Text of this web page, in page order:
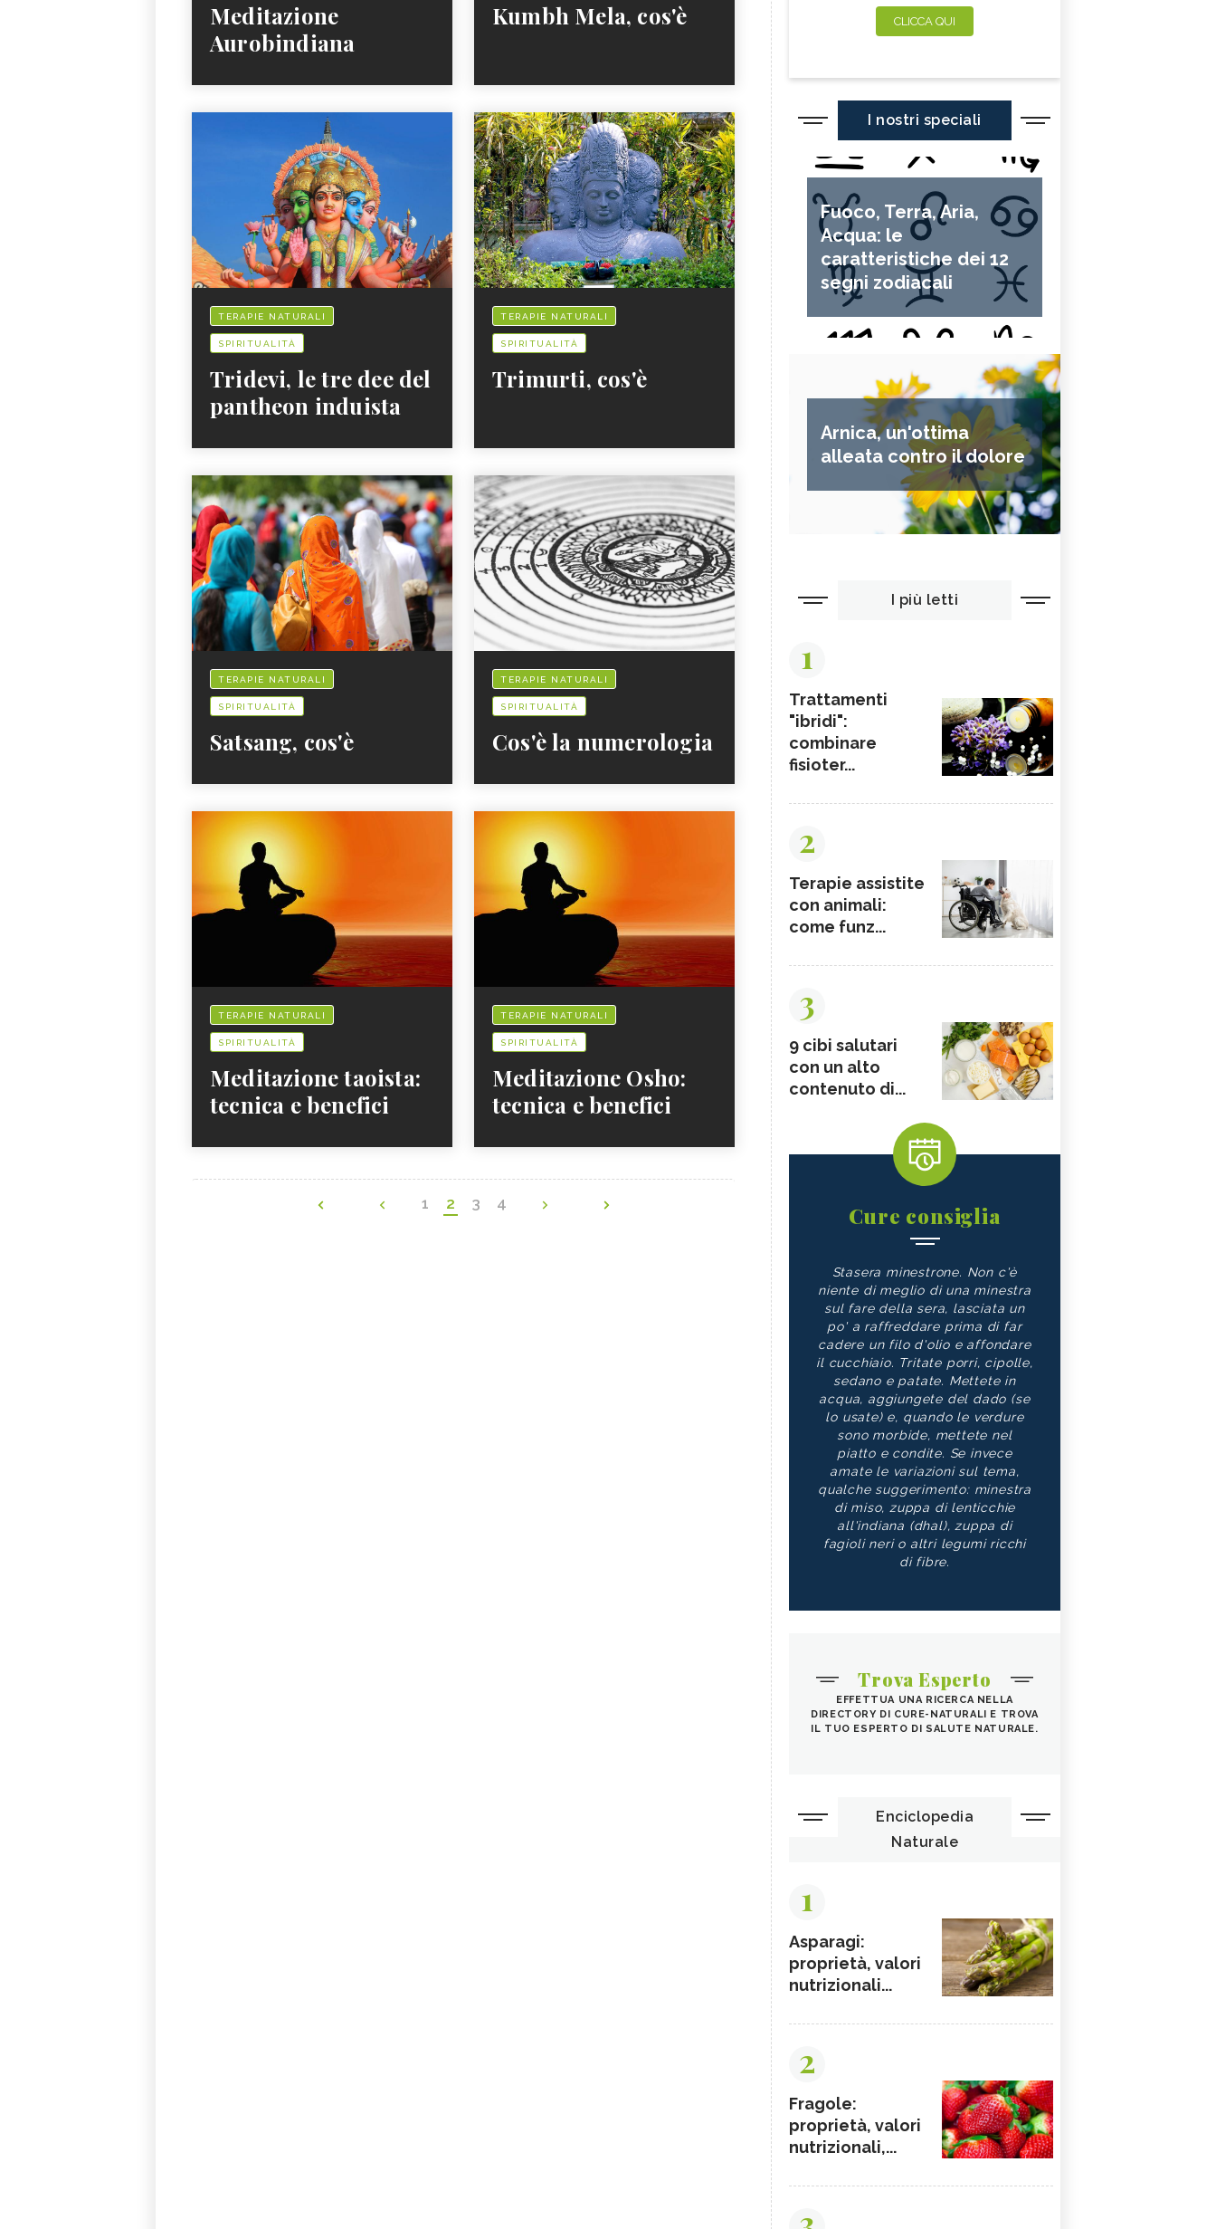
Meditazione
Aurobindiana
Kumbh Mela, cos'è
TERAPIE NATURALI
SPIRITUALITÀ
Tridevi, le tre dee del
pantheon induista
TERAPIE NATURALI
SPIRITUALITÀ
Trimurti, cos'è
TERAPIE NATURALI
SPIRITUALITÀ
Satsang, cos'è
TERAPIE NATURALI
SPIRITUALITÀ
Cos'è la numerologia
TERAPIE NATURALI
SPIRITUALITÀ
Meditazione taoista:
tecnica e benefici
TERAPIE NATURALI
SPIRITUALITÀ
Meditazione Osho:
tecnica e benefici
1 2 3 4
CLICCA QUI
I nostri speciali
Fuoco, Terra, Aria,
Acqua: le
caratteristiche dei 12
segni zodiacali
Arnica, un'ottima
alleata contro il dolore
I più letti
1
Trattamenti
"ibridi":
combinare
fisioter...
2
Terapie assistite
con animali:
come funz...
3
9 cibi salutari
con un alto
contenuto di...
Cure consiglia
Stasera minestrone. Non c'è
niente di meglio di una minestra
sul fare della sera, lasciata un
po' a raffreddare prima di far
cadere un filo d'olio e affondare
il cucchiaio. Tritate porri, cipolle,
sedano e patate. Mettete in
acqua, aggiungete del dado (se
lo usate) e, quando le verdure
sono morbide, mettete nel
piatto e condite. Se invece
amate le variazioni sul tema,
qualche suggerimento: minestra
di miso, zuppa di lenticchie
all'indiana (dhal), zuppa di
fagioli neri o altri legumi ricchi
di fibre.
Trova Esperto
EFFETTUA UNA RICERCA NELLA
DIRECTORY DI CURE-NATURALI E TROVA
IL TUO ESPERTO DI SALUTE NATURALE.
Enciclopedia
Naturale
1
Asparagi:
proprietà, valori
nutrizionali...
2
Fragole:
proprietà, valori
nutrizionali,...